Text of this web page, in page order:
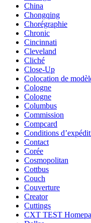
China
Chongqing
Chorégraphie
Chronic
Cincinnati
Cleveland
Cliché
Close-Up
Colocation de
Cologne
Cologne
Columbus
Commission
Compcard
Conditions
Contact
Corée
Cosmopolitan
Cottbus
Couch
Couverture
Creator
Cuttings
CXT TEST